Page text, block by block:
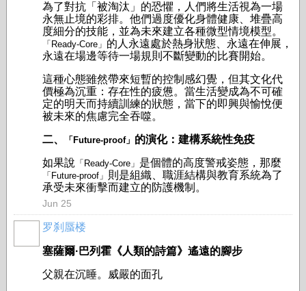
為了對抗「被淘汰」的恐懼，人們將生活視為一場
永無止境的彩排。他們過度優化身體健康、堆疊高
度細分的技能，並為未來建立各種微型情境模型。
「Ready-Core」 的人永遠處於熱身狀態、永遠在伸展，
永遠在場邊等待一場規則不斷變動的比賽開始。
這種心態雖然帶來短暫的控制感幻覺，但其文化代
價極為沉重：存在性的疲憊。當生活變成為不可確
定的明天而持續訓練的狀態，當下的即興與愉悅便
被未來的焦慮完全吞噬。
二、
「Future-proof」 的演化：建構系統性免疫
如果說 「Ready-Core」 是個體的高度警戒姿態，那麼
「Future-proof」 則是組織、職涯結構與教育系統為了
承受未來衝擊而建立的防護機制。
Jun 25
罗刹蜃楼
塞薩爾·巴列霍《人類的詩篇》遙遠的腳步
父親在沉睡。威嚴的面孔